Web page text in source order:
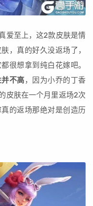
爱至上，这2款皮肤是情
，真的好久没返场了，
很想拿到纯白花嫁吧。
不高，因为小乔的丁香
皮肤在一个月里返场2次
的返场那绝对是创造历